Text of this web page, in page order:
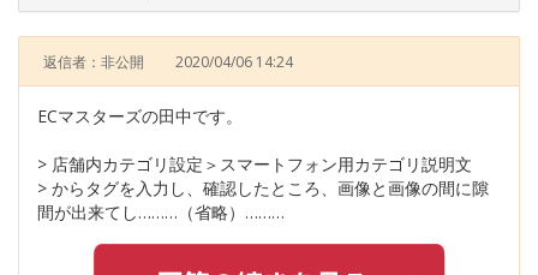
返信者：非公開 2020/04/06 14:24
ECマスターズの田中です。
> 店舗内カテゴリ設定＞スマートフォン用カテゴリ説明文
> からタグを入力し、確認したところ、画像と画像の間に隙
間が出来てし………（省略）………